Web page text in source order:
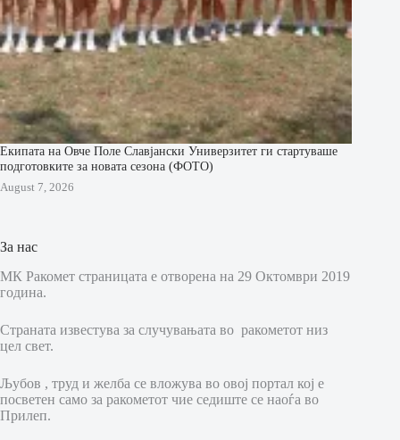
Екипата на Овче Поле Славјански Универзитет ги стартуваше
подготовките за новата сезона (ФОТО)
August 7, 2026
За нас
МК Ракомет страницата е отворена на 29 Октомври 2019
година.
Страната известува за случувањата во ракометот низ
цел свет.
Љубов , труд и желба се вложува во овој портал кој е
посветен само за ракометот чие седиште се наоѓа во
Прилеп.